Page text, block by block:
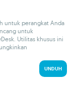
untuk perangkat Anda
untuk
Utilitas khusus ini
UNDUH